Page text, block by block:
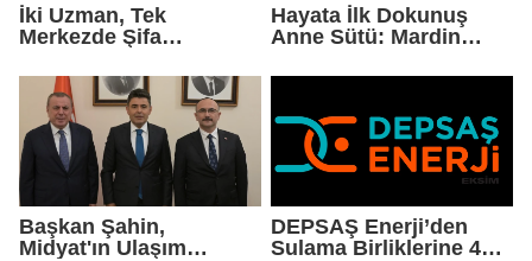
İki Uzman, Tek
Merkezde Şifa
Hayata İlk Dokunuş
Anne Sütü: Mardin
Farkındalık Çağrısı
Başkan Şahin,
Midyat'ın Ulaşım
DEPSAŞ Enerji’den
Sulama Birliklerine 48